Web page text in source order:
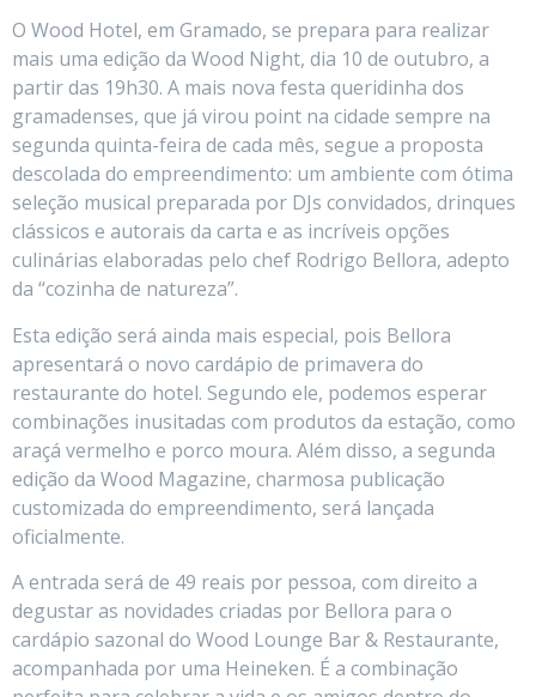
O Wood Hotel, em Gramado, se prepara para realizar
mais uma edição da Wood Night, dia 10 de outubro, a
partir das 19h30. A mais nova festa queridinha dos
gramadenses, que já virou point na cidade sempre na
segunda quinta-feira de cada mês, segue a proposta
descolada do empreendimento: um ambiente com ótima
seleção musical preparada por DJs convidados, drinques
clássicos e autorais da carta e as incríveis opções
culinárias elaboradas pelo chef Rodrigo Bellora, adepto
da “cozinha de natureza”.
Esta edição será ainda mais especial, pois Bellora
apresentará o novo cardápio de primavera do
restaurante do hotel. Segundo ele, podemos esperar
combinações inusitadas com produtos da estação, como
araçá vermelho e porco moura. Além disso, a segunda
edição da Wood Magazine, charmosa publicação
customizada do empreendimento, será lançada
oficialmente.
A entrada será de 49 reais por pessoa, com direito a
degustar as novidades criadas por Bellora para o
cardápio sazonal do Wood Lounge Bar & Restaurante,
acompanhada por uma Heineken. É a combinação